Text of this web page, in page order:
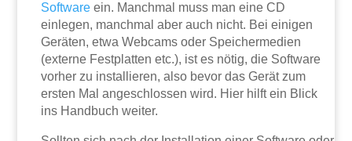
Software ein. Manchmal muss man eine CD
einlegen, manchmal aber auch nicht. Bei einigen
Geräten, etwa Webcams oder Speichermedien
(externe Festplatten etc.), ist es nötig, die Software
vorher zu installieren, also bevor das Gerät zum
ersten Mal angeschlossen wird. Hier hilft ein Blick
ins Handbuch weiter.